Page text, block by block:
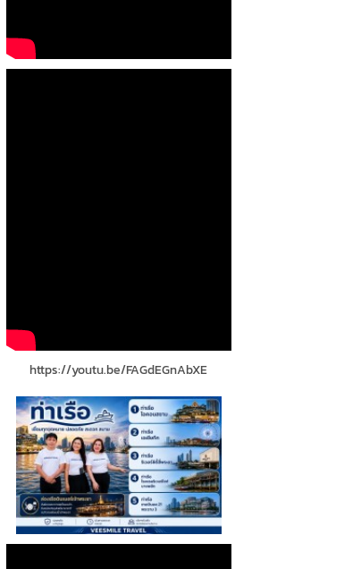
https://youtu.be/FAGdEGnAbXE